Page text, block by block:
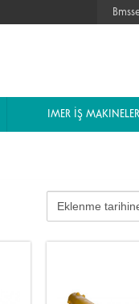
IMER İŞ MAKINELERI